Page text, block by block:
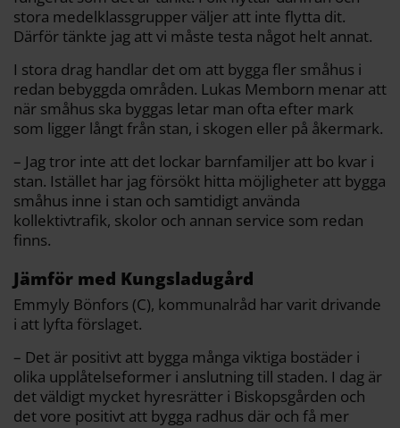
stora medelklassgrupper väljer att inte flytta dit.
Därför tänkte jag att vi måste testa något helt annat.
I stora drag handlar det om att bygga fler småhus i
redan bebyggda områden. Lukas Memborn menar att
när småhus ska byggas letar man ofta efter mark
som ligger långt från stan, i skogen eller på åkermark.
– Jag tror inte att det lockar barnfamiljer att bo kvar i
stan. Istället har jag försökt hitta möjligheter att bygga
småhus inne i stan och samtidigt använda
kollektivtrafik, skolor och annan service som redan
finns.
Jämför med Kungsladugård
Emmyly Bönfors (C), kommunalråd har varit drivande
i att lyfta förslaget.
– Det är positivt att bygga många viktiga bostäder i
olika upplåtelseformer i anslutning till staden. I dag är
det väldigt mycket hyresrätter i Biskopsgården och
det vore positivt att bygga radhus där och få mer